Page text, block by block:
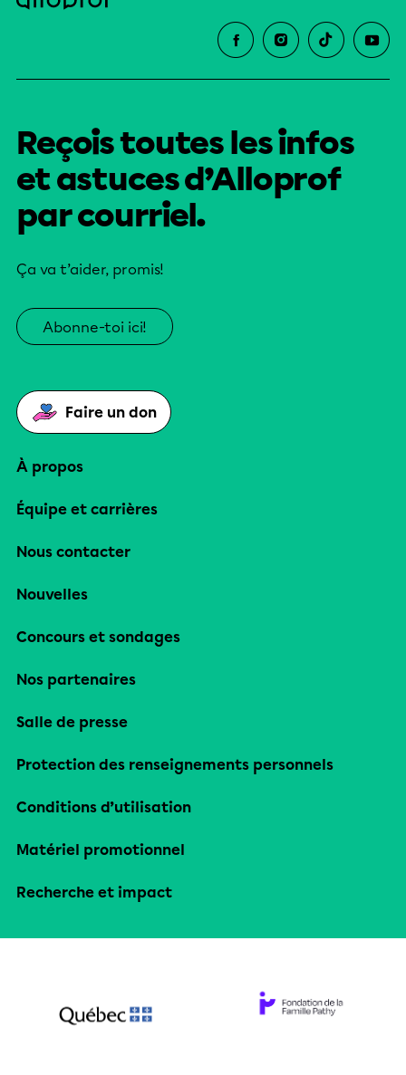
Reçois toutes les infos
et astuces d’Alloprof
par courriel.
Ça va t’aider, promis!
Abonne-toi ici!
Faire un don
À propos
Équipe et carrières
Nous contacter
Nouvelles
Concours et sondages
Nos partenaires
Salle de presse
Protection des renseignements personnels
Conditions d’utilisation
Matériel promotionnel
Recherche et impact